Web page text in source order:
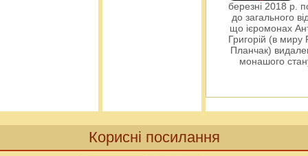
березні 2018 р.
до загального
що ієромонах
Григорій (в миру
Планчак)
монашого
Корисні посилання